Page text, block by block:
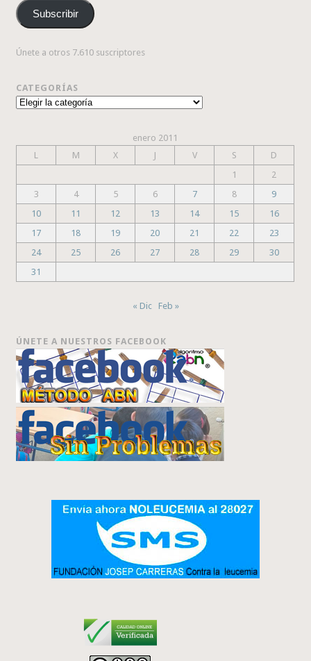
correo
electrónico
Subscribir
Únete a otros 7.610 suscriptores
CATEGORÍAS
Categorías
enero 2011
L
M X J V S
D
1
2
3
4 5 6 7 8
9
10
11 12 13 14 15
16
17
18 19 20 21 22
23
24
25 26 27 28 29
30
31
« Dic Feb »
ÚNETE A NUESTROS FACEBOOK